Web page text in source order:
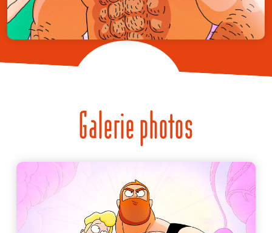
Galerie photos